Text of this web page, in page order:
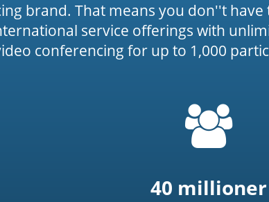
brand. That means you don''t
service offerings with
conferencing for up to 1,000
40 millioner